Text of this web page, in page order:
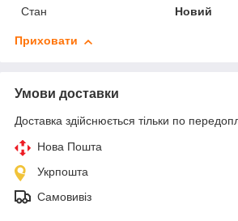
Стан
Новий
Приховати
Умови доставки
Доставка здійснюється тільки по
Нова Пошта
Укрпошта
Самовивіз